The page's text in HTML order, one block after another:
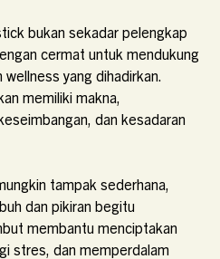
bukan sekadar pelengkap
cermat untuk mendukung
yang dihadirkan.
memiliki makna,
dan kesadaran
tampak sederhana,
dan pikiran begitu
membantu menciptakan
stres, dan memperdalam